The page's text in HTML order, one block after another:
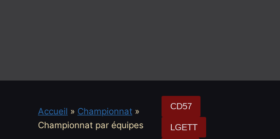
Accueil » Championnat »
Championnat par équipes
CD57
LGETT